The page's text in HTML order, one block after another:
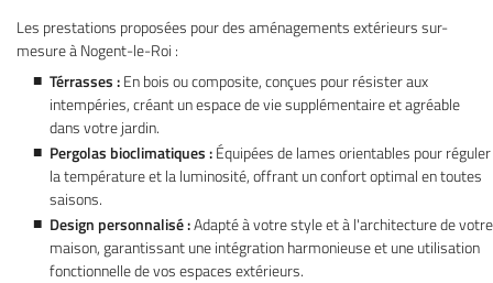
Les prestations proposées pour des aménagements extérieurs sur-
mesure à Nogent-le-Roi :
Térrasses :En bois ou composite, conçues pour résister aux
intempéries, créant un espace de vie supplémentaire et agréable
dans votre jardin.
Pergolas bioclimatiques :Équipées de lames orientables pour réguler
la température et la luminosité, offrant un confort optimal en toutes
saisons.
Design personnalisé :Adapté à votre style et à l'architecture de votre
maison, garantissant une intégration harmonieuse et une utilisation
fonctionnelle de vos espaces extérieurs.